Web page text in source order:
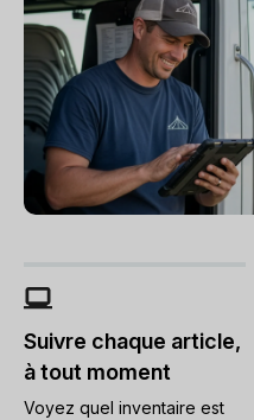
Suivre chaque article,
à tout moment
Voyez quel inventaire est